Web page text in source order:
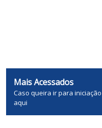
Mais Acessados
Caso queira ir para
aqui